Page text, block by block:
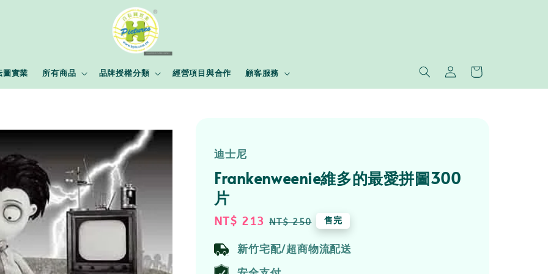
圖實業 所有商品 品牌授權分類 經營項目與合作 顧客服務
迪士尼
Frankenweenie維多的最愛拼圖300
片
Sale
NT$ 213 Regular
NT$ 250 售完
新竹宅配/超商物流配送